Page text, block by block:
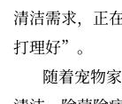
清洁需求，正
打理好”。
随着宠物